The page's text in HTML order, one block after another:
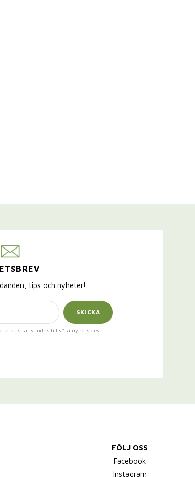
tips och nyheter!
SKICKA
endast användas till våra nyhetsbrev.
FÖLJ OSS
Facebook
Instagram